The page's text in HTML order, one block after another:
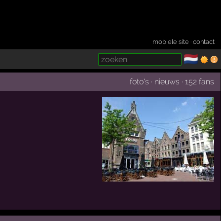
mobiele site ·contact
🇳🇱
foto's · nieuws ·152 fans